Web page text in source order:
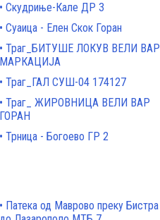
Скудриње-Кале ДР 3
Суаица - Елен Скок Горан
Траг_БИТУШЕ ЛОКУВ ВЕЛИ ВАР
МАРКАЦИЈА
Траг_ГАЛ СУШ-04 174127
Траг_ ЖИРОВНИЦА ВЕЛИ ВАР
ГОРАН
Трница - Богоево ГР 2
Патека од Маврово преку Бистра